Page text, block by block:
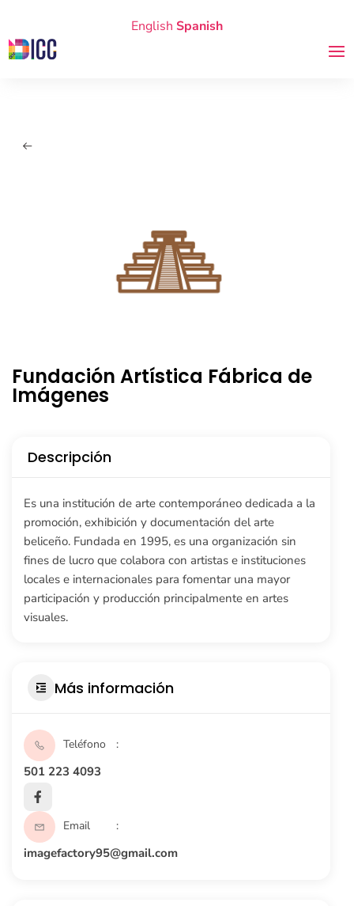
English Spanish
Fundación Artística Fábrica de
Imágenes
Descripción
Es una institución de arte contemporáneo dedicada a la
promoción, exhibición y documentación del arte
beliceño. Fundada en 1995, es una organización sin
fines de lucro que colabora con artistas e instituciones
locales e internacionales para fomentar una mayor
participación y producción principalmente en artes
visuales.
Más información
Teléfono
501 223 4093
Email
imagefactory95@gmail.com